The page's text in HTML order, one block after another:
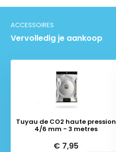
ACCESSOIRES
Vervolledig je aankoop
Tuyau de CO2 haute pression
4/6 mm - 3 metres
€ 7,95